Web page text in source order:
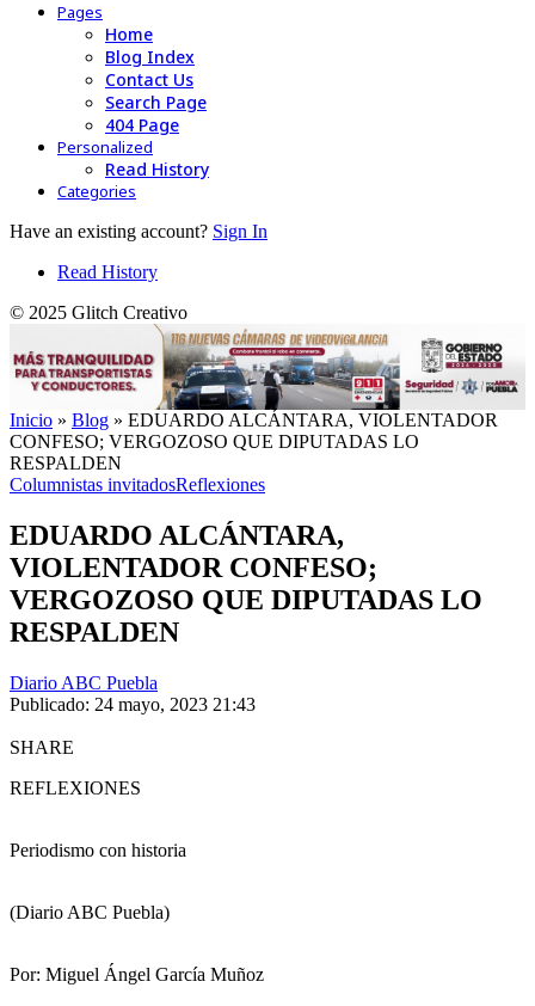
Pages
Home
Blog Index
Contact Us
Search Page
404 Page
Personalized
Read History
Categories
Have an existing account? Sign In
Read History
© 2025 Glitch Creativo
Inicio » Blog » EDUARDO ALCÁNTARA, VIOLENTADOR
CONFESO; VERGOZOSO QUE DIPUTADAS LO
RESPALDEN
Columnistas invitadosReflexiones
EDUARDO ALCÁNTARA,
VIOLENTADOR CONFESO;
VERGOZOSO QUE DIPUTADAS LO
RESPALDEN
Diario ABC Puebla
Publicado: 24 mayo, 2023 21:43
SHARE
REFLEXIONES
Periodismo con historia
(Diario ABC Puebla)
Por: Miguel Ángel García Muñoz